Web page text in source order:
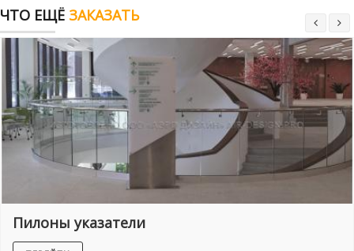
ЧТО ЕЩЁ ЗАКАЗАТЬ
Пилоны указатели